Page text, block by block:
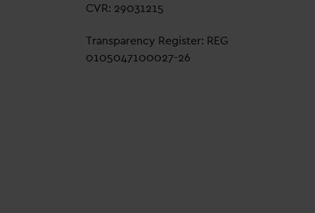
CVR: 29031215
Transparency Register: REG
0105047100027-26